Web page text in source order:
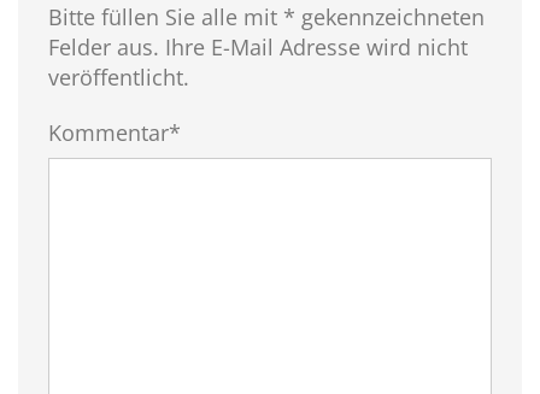
Bitte füllen Sie alle mit * gekennzeichneten
Felder aus. Ihre E-Mail Adresse wird nicht
veröffentlicht.
Kommentar*